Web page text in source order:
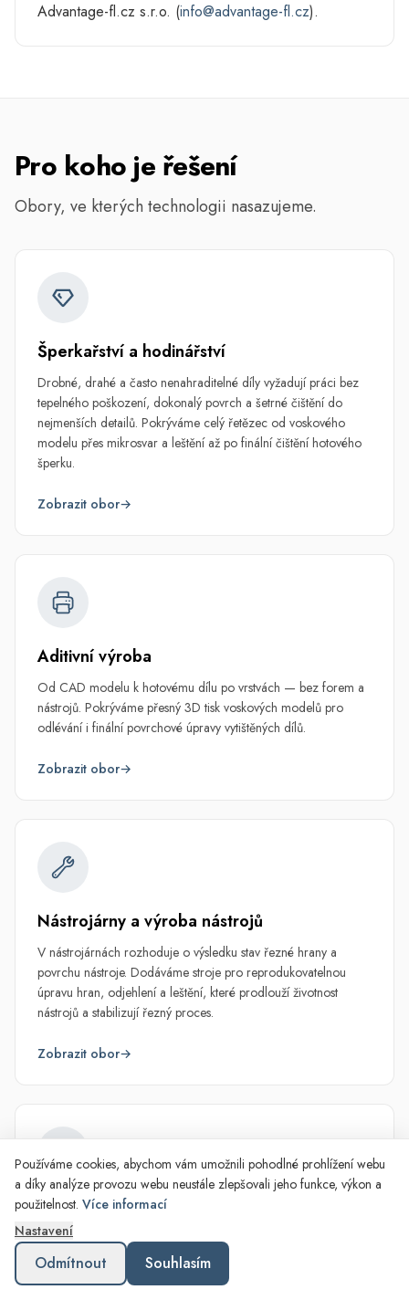
Advantage-fl.cz s.r.o. (info@advantage-fl.cz).
Pro koho je řešení
Obory, ve kterých technologii nasazujeme.
Šperkařství a hodinářství
Drobné, drahé a často nenahraditelné díly vyžadují práci bez
tepelného poškození, dokonalý povrch a šetrné čištění do
nejmenších detailů. Pokrýváme celý řetězec od voskového
modelu přes mikrosvar a leštění až po finální čištění hotového
šperku.
Zobrazit obor→
Aditivní výroba
Od CAD modelu k hotovému dílu po vrstvách — bez forem a
nástrojů. Pokrýváme přesný 3D tisk voskových modelů pro
odlévání i finální povrchové úpravy vytištěných dílů.
Zobrazit obor→
Nástrojárny a výroba nástrojů
V nástrojárnách rozhoduje o výsledku stav řezné hrany a
povrchu nástroje. Dodáváme stroje pro reprodukovatelnou
úpravu hran, odjehlení a leštění, které prodlouží životnost
nástrojů a stabilizují řezný proces.
Zobrazit obor→
Automobilový průmysl
Automotive výroba žije sériovostí a opakovatelností — každý díl
musí být stejný jako ten předchozí. Zajistíme vám
reprodukovatelné omílání, úpravu nástrojů i čištění komponent,
Používáme cookies, abychom vám umožnili pohodlné prohlížení webu
a díky analýze provozu webu neustále zlepšovali jeho funkce, výkon a
použitelnost. Více informací
Nastavení
Odmítnout Souhlasím